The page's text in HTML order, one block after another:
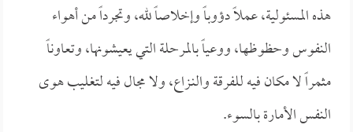
هذه المسئولية، عملاً دؤوباً وإخلاصاً لله، وتجرداً من أهواء
النفوس وحظوظها، ووعياً بالمرحلة التي يعيشونها، وتعاوناً
مثمراً لا مكان فيه للفرقة والنـزاع، ولا مجال فيه لتغليب هوى
النفس الأمارة بالسوء.